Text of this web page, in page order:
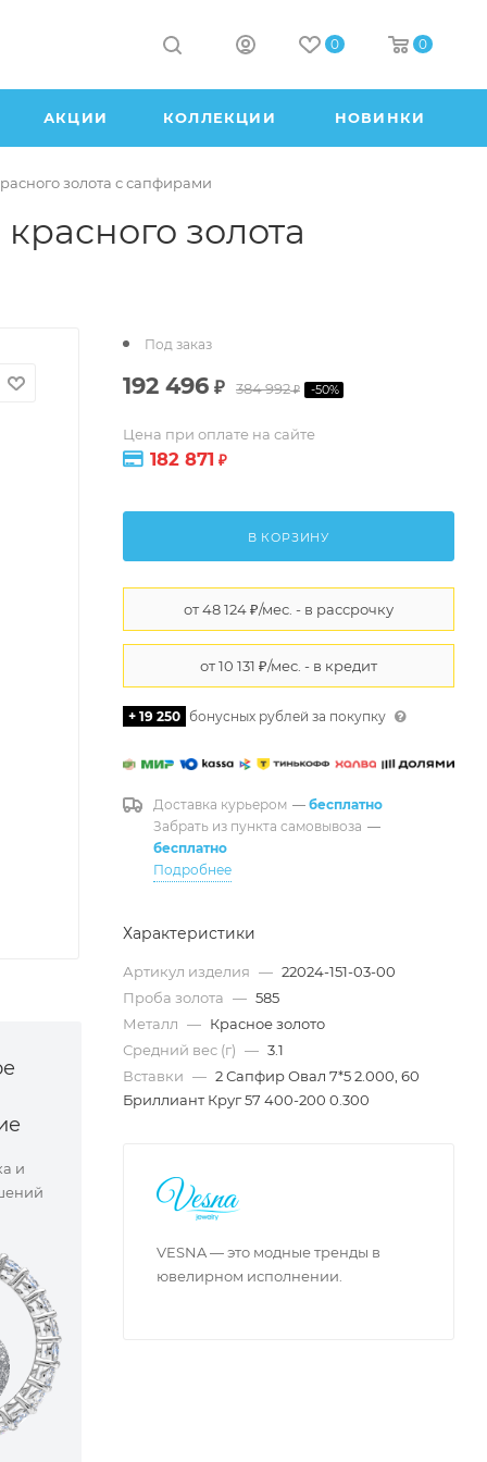
0 0
АКЦИИ КОЛЛЕКЦИИ НОВИНКИ
золота с сапфирами
золота
и
Под заказ
192 496 ₽ 384 992₽ -50%
Цена при оплате на сайте
182 871 ₽
В КОРЗИНУ
+ 19 250 бонусных рублей за покупку
Доставка курьером — бесплатно
Забрать из пункта самовывоза —
бесплатно
Подробнее
Характеристики
Артикул изделия — 22024-151-03-00
Проба золота — 585
Металл — Красное золото
Средний вес (г) — 3.1
Вставки — 2 Сапфир Овал 7*5 2.000, 60
Бриллиант Круг 57 400-200 0.300
VESNA — это модные тренды в
ювелирном исполнении.